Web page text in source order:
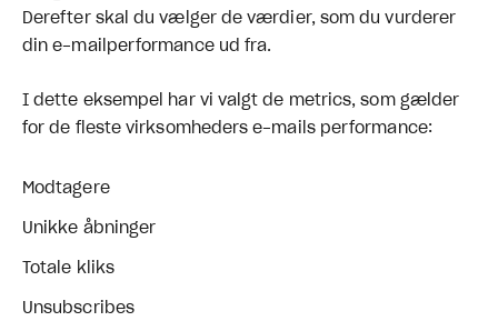
Derefter skal du vælger de værdier, som du vurderer
din e-mailperformance ud fra.
I dette eksempel har vi valgt de metrics, som gælder
for de fleste virksomheders e-mails performance:
Modtagere
Unikke åbninger
Totale kliks
Unsubscribes